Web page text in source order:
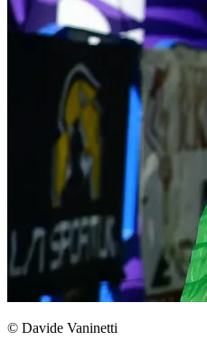
© Davide Vaninetti